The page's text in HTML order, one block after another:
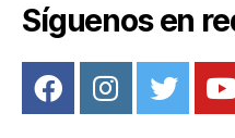
Síguenos en